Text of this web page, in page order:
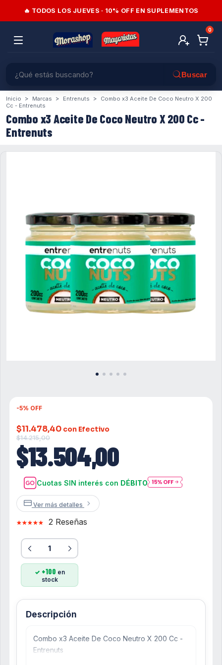
🔥 TODOS LOS JUEVES · 10% OFF EN SUPLEMENTOS
0
Inicio > Marcas > Entrenuts >
Combo x3 Aceite De Coco Neutro X 200
Cc - Entrenuts
Combo x3 Aceite De Coco Neutro X 200 Cc -
Entrenuts
-5% OFF
$13.504,00
$14.215,00
$11.478,40 con Efectivo
Cuotas SIN interés con DÉBITO
Ver más detalles
2 Reseñas
+100 en
stock
Descripción
Combo x3 Aceite De Coco Neutro X 200 Cc -
Entrenuts